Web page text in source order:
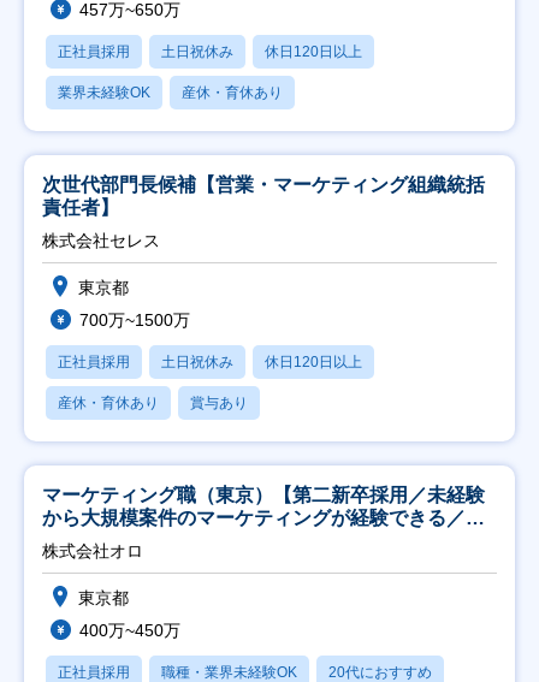
457万~650万
正社員採用 土日祝休み 休日120日以上
業界未経験OK 産休・育休あり
次世代部門長候補【営業・マーケティング組織統括
責任者】
株式会社セレス
東京都
700万~1500万
正社員採用 土日祝休み 休日120日以上
産休・育休あり 賞与あり
マーケティング職（東京）【第二新卒採用／未経験
から大規模案件のマーケティングが経験できる／研
修充実】
株式会社オロ
東京都
400万~450万
正社員採用 職種・業界未経験OK 20代におすすめ